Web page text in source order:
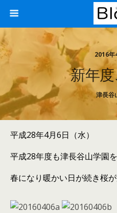
2016年
新年
津長谷
平成28年4月6日（水）
平成28年度も津長谷山学園
春になり暖かい日が続き桜が